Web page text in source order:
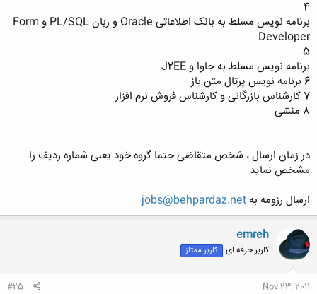
4
برنامه نویس مسلط به بانک اطلاعاتی Oracle و زبان PL/SQL و Form
Developer
5
برنامه نویس مسلط به جاوا و J2EE
6 برنامه نویس پرتال متن باز
7 کارشناس بازرگانی و کارشناس فروش نرم افزار
8 منشی
در زمان ارسال ، شخص متقاضی حتما گروه خود یعنی شماره ردیف را
مشخص نماید
ارسال رزومه به jobs@behpardaz.net
emreh
کاربر حرفه ای کاربر ممتاز
Nov 23, 2011
#25